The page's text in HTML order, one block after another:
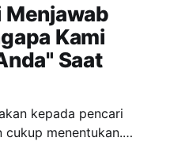
Menjawab
Kami
Saat
kepada pencari
menentukan.